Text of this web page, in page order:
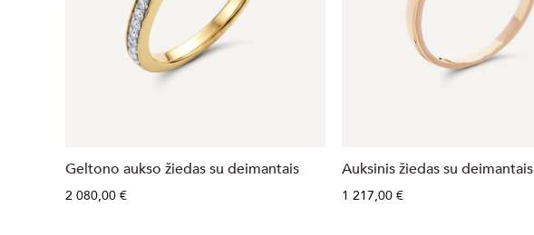
Geltono aukso žiedas su deimantais
2 080,00 €
Auksinis žiedas su deimantais
1 217,00 €